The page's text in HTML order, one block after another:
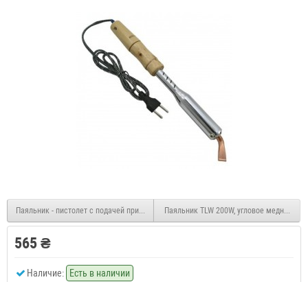
Паяльник - пистолет с подачей припоя ZD-551 30/60WПаяльник TLW 200W, угловое медное
565 ₴
Наличие: Есть в наличии